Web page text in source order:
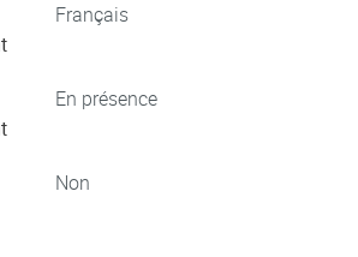
Français
En présence
Non